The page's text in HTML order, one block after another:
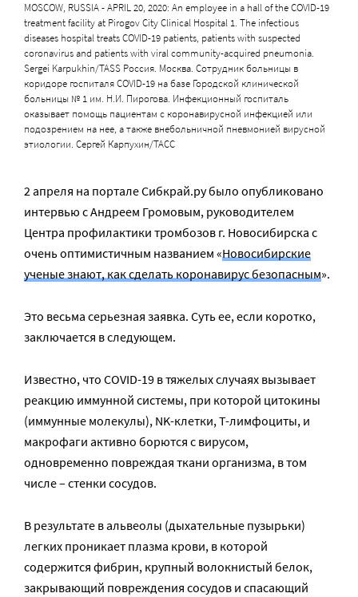
MOSCOW, RUSSIA - APRIL 20, 2020: An employee in a hall of the COVID-19
treatment facility at Pirogov City Clinical Hospital 1. The infectious
diseases hospital treats COVID-19 patients, patients with suspected
coronavirus and patients with viral community-acquired pneumonia.
Sergei Karpukhin/TASS Россия. Москва. Сотрудник больницы в
коридоре госпиталя COVID-19 на базе Городской клинической
больницы № 1 им. Н.И. Пирогова. Инфекционный госпиталь
оказывает помощь пациентам c коронавирусной инфекцией или
подозрением на нее, а также внебольничной пневмонией вирусной
этиологии. Сергей Карпухин/ТАСС
2 апреля на портале Сибкрай.ру было опубликовано
интервью с Андреем Громовым, руководителем
Центра профилактики тромбозов г. Новосибирска с
очень оптимистичным названием «Новосибирские
ученые знают, как сделать коронавирус безопасным».
Это весьма серьезная заявка. Суть ее, если коротко,
заключается в следующем.
Известно, что COVID-19 в тяжелых случаях вызывает
реакцию иммунной системы, при которой цитокины
(иммунные молекулы), NK-клетки, Т-лимфоциты, и
макрофаги активно борются с вирусом,
одновременно повреждая ткани организма, в том
числе – стенки сосудов.
В результате в альвеолы (дыхательные пузырьки)
легких проникает плазма крови, в которой
содержится фибрин, крупный волокнистый белок,
закрывающий повреждения сосудов и спасающий